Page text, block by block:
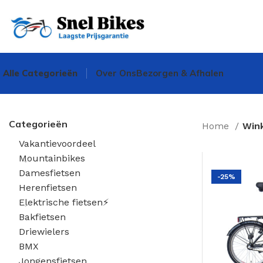
Alle Categorieën Over OnsBezorgen & Afhalen
Categorieën
Vakantievoordeel
Mountainbikes
Damesfietsen
Herenfietsen
Elektrische fietsen⚡
Bakfietsen
Driewielers
BMX
Home
-25%